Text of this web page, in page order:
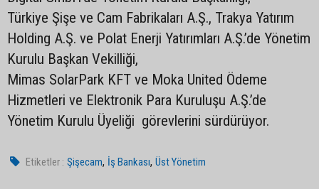
Türkiye Şişe ve Cam Fabrikaları A.Ş., Trakya Yatırım
Holding A.Ş. ve Polat Enerji Yatırımları A.Ş.’de Yönetim
Kurulu Başkan Vekilliği,
Mimas SolarPark KFT ve Moka United Ödeme
Hizmetleri ve Elektronik Para Kuruluşu A.Ş.’de
Yönetim Kurulu Üyeliği görevlerini sürdürüyor.
Etiketler : Şişecam, İş Bankası,Üst Yönetim